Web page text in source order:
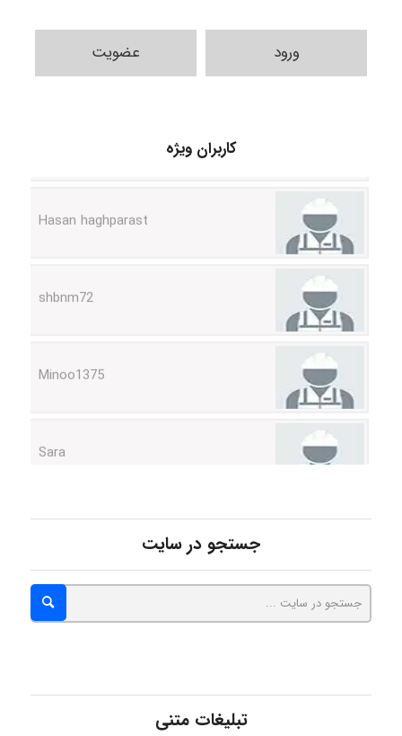
ورود عضویت
کاربران ویژه
جستجو در سایت
تبلیغات متنی